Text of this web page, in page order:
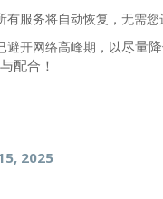
有服务将自动恢复，无需您
避开网络高峰期，以尽量
配合！
2025